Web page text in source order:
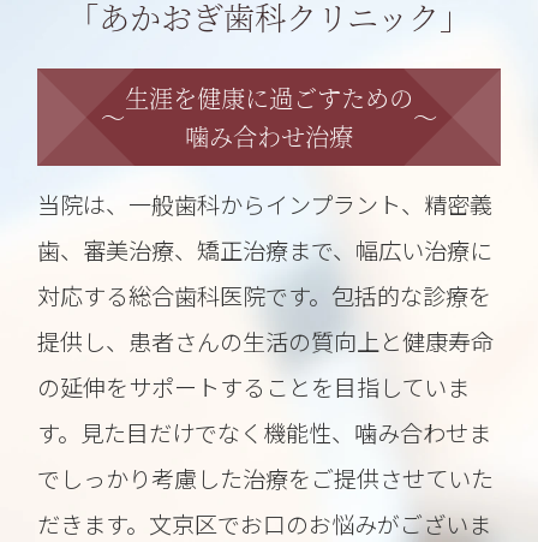
「あかおぎ歯科クリニック」
～
生涯を健康に過ごすための
噛み合わせ治療
～
当院は、一般歯科からインプラント、精密義
歯、審美治療、矯正治療まで、幅広い治療に
対応する総合歯科医院です。包括的な診療を
提供し、患者さんの生活の質向上と健康寿命
の延伸をサポートすることを目指していま
す。見た目だけでなく機能性、噛み合わせま
でしっかり考慮した治療をご提供させていた
だきます。文京区でお口のお悩みがございま